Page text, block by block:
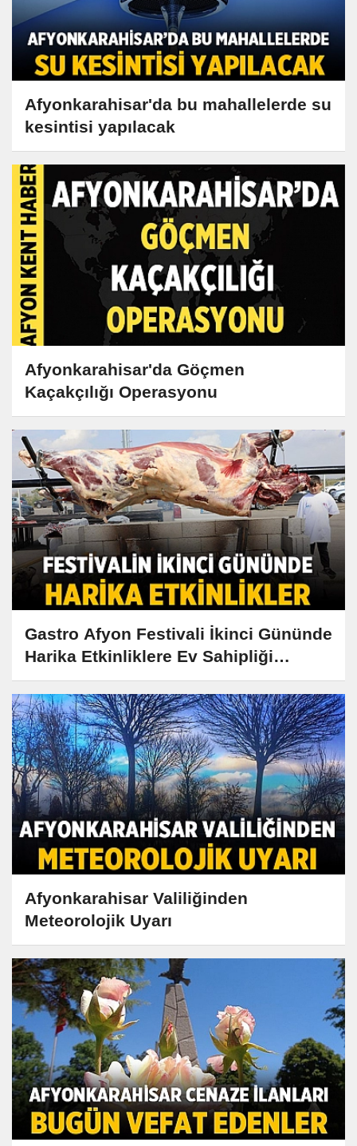
Afyonkarahisar'da bu mahallelerde su
kesintisi yapılacak
Afyonkarahisar'da Göçmen
Kaçakçılığı Operasyonu
Gastro Afyon Festivali İkinci Gününde
Harika Etkinliklere Ev Sahipliği
Yapıyor!
Afyonkarahisar Valiliğinden
Meteorolojik Uyarı